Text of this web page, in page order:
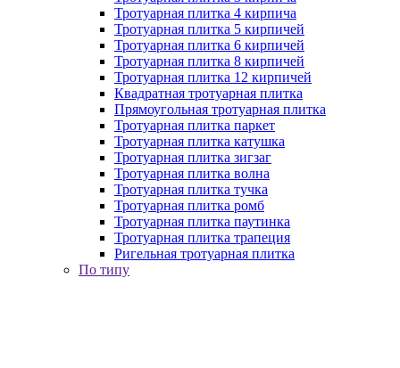
Тротуарная плитка 4 кирпича
Тротуарная плитка 5 кирпичей
Тротуарная плитка 6 кирпичей
Тротуарная плитка 8 кирпичей
Тротуарная плитка 12 кирпичей
Квадратная тротуарная плитка
Прямоугольная тротуарная плитка
Тротуарная плитка паркет
Тротуарная плитка катушка
Тротуарная плитка зигзаг
Тротуарная плитка волна
Тротуарная плитка тучка
Тротуарная плитка ромб
Тротуарная плитка паутинка
Тротуарная плитка трапеция
Ригельная тротуарная плитка
По типу